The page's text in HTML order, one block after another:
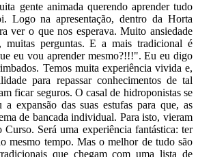
gente animada querendo aprender tudo
Logo na apresentação, dentro da Horta
ver o que nos esperava. Muito ansiedade
muitas perguntas. E a mais tradicional é
eu vou aprender mesmo?!!!". Eu eu digo
Temos muita experiência vivida e,
para repassar conhecimentos de tal
ficar seguros. O casal de hidroponistas se
a expansão das suas estufas para que, as
de bancada individual. Para isto, vieram
Será uma experiência fantástica: ter
mesmo tempo. Mas o melhor de tudo são
que chegam com uma lista de